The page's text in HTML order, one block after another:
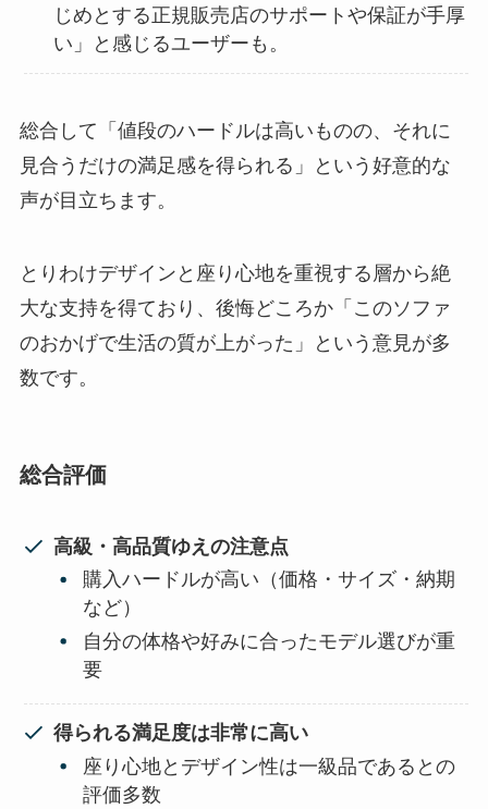
じめとする正規販売店のサポートや保証が手厚
い」と感じるユーザーも。
総合して「値段のハードルは高いものの、それに
見合うだけの満足感を得られる」という好意的な
声が目立ちます。
とりわけデザインと座り心地を重視する層から絶
大な支持を得ており、後悔どころか「このソファ
のおかげで生活の質が上がった」という意見が多
数です。
総合評価
高級・高品質ゆえの注意点
購入ハードルが高い（価格・サイズ・納期
など）
自分の体格や好みに合ったモデル選びが重
要
得られる満足度は非常に高い
座り心地とデザイン性は一級品であるとの
評価多数